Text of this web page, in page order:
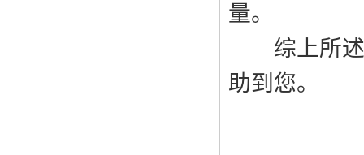
量。
综上所述
助到您。